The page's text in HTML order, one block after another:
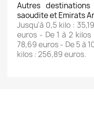
Autres
saoudite et Emirats
Jusqu'à 0,5 kilo :
euros - De 1 à 2
78,69 euros - De 5 à
kilos : 256,89 euros.